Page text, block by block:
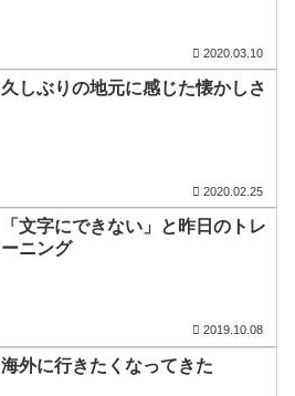
2020.03.10
久しぶりの地元に感じた懐かしさ
2020.02.25
「文字にできない」と昨日のトレ
ーニング
2019.10.08
海外に行きたくなってきた